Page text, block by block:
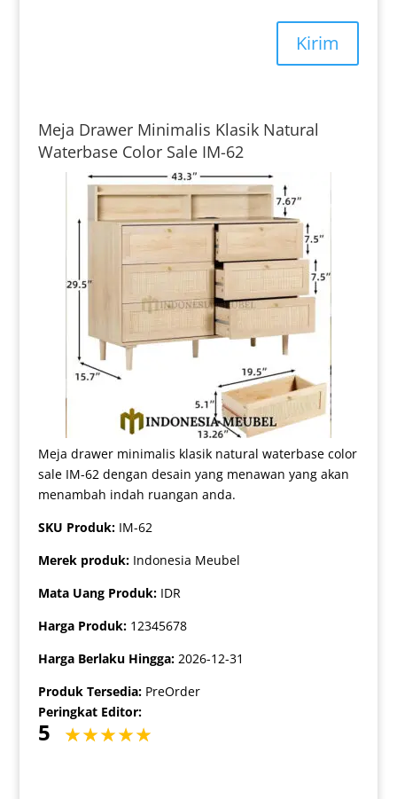
Kirim
Meja Drawer Minimalis Klasik Natural
Waterbase Color Sale IM-62
Meja drawer minimalis klasik natural waterbase color
sale IM-62 dengan desain yang menawan yang akan
menambah indah ruangan anda.
SKU Produk: IM-62
Merek produk: Indonesia Meubel
Mata Uang Produk: IDR
Harga Produk: 12345678
Harga Berlaku Hingga: 2026-12-31
Produk Tersedia: PreOrder
Peringkat Editor:
5